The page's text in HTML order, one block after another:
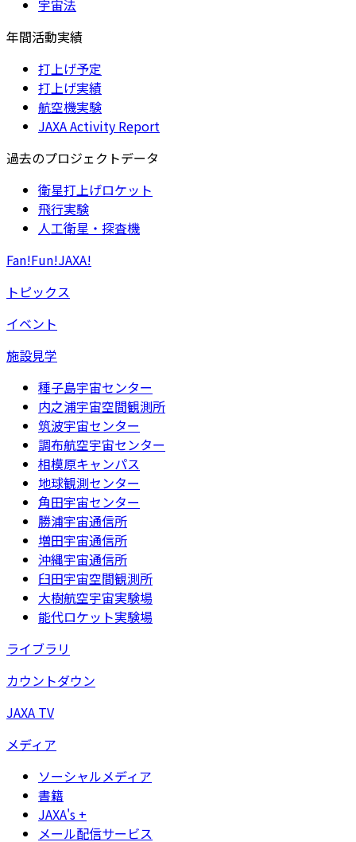
宇宙法
年間活動実績
打上げ予定
打上げ実績
航空機実験
JAXA Activity Report
過去のプロジェクトデータ
衛星打上げロケット
飛行実験
人工衛星・探査機
Fan!Fun!JAXA!
トピックス
イベント
施設見学
種子島宇宙センター
内之浦宇宙空間観測所
筑波宇宙センター
調布航空宇宙センター
相模原キャンパス
地球観測センター
角田宇宙センター
勝浦宇宙通信所
増田宇宙通信所
沖縄宇宙通信所
臼田宇宙空間観測所
大樹航空宇宙実験場
能代ロケット実験場
ライブラリ
カウントダウン
JAXA TV
メディア
ソーシャルメディア
書籍
JAXA's +
メール配信サービス